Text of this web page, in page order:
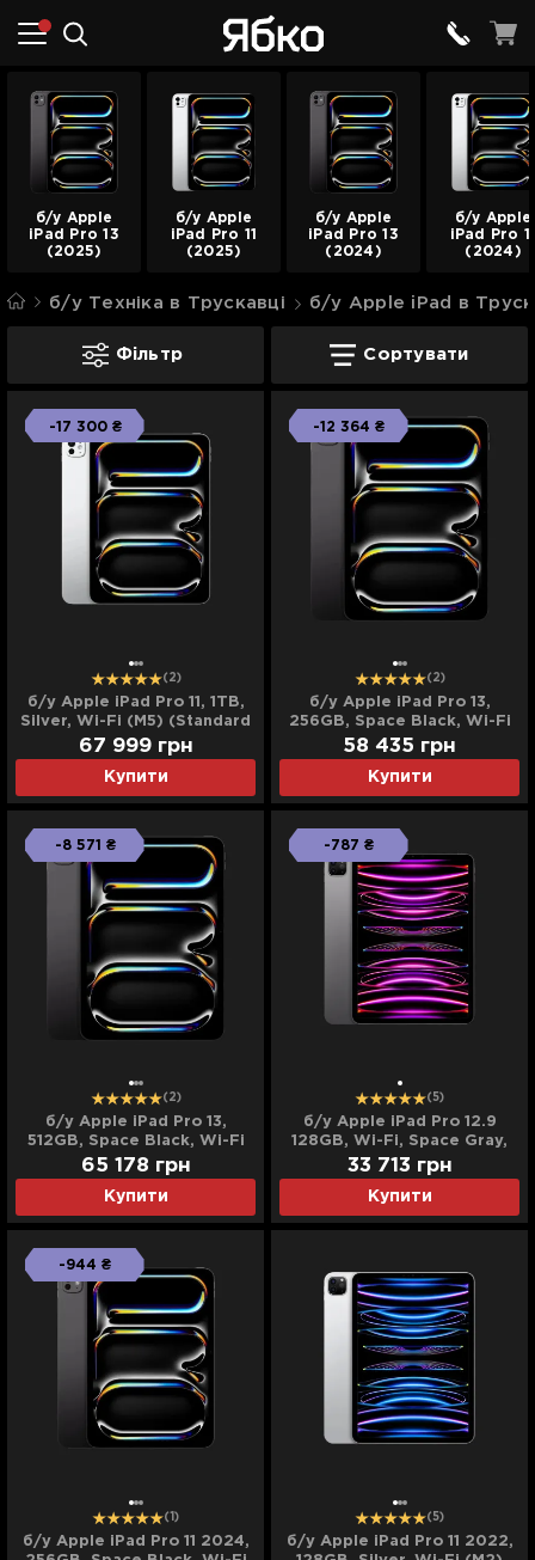
б/у Apple
iPad Pro 13
(2025)
б/у Apple
iPad Pro 11
(2025)
б/у Apple
iPad Pro 13
(2024)
б/у Apple
iPad Pro
(2024)
б/у Техніка в Трускавці б/у Apple iPad в
б/у iPad Pro в Трускавці
Фільтр Сортувати
-17 300 ₴
(2)
б/у Apple iPad Pro 11, 1TB,
Silver, Wi-Fi (M5) (Standard
Glass) (MDWQ4) (2025)
Купити
67 999 грн
-12 364 ₴
(2)
б/у Apple iPad Pro 13,
256GB, Space Black, Wi-Fi
+ LTE (M5) (ME7W4) (2025)
Купити
58 435 грн
-8 571 ₴
(2)
б/у Apple iPad Pro 13,
512GB, Space Black, Wi-Fi
(M5) (MDYL4) (2025)
Купити
65 178 грн
-787 ₴
(5)
б/у Apple iPad Pro 12.9
128GB, Wi-Fi, Space Gray,
M2 (2022)
Купити
33 713 грн
-944 ₴
(1)
б/у Apple iPad Pro 11 2024,
(5)
б/у Apple iPad Pro 11 2022,